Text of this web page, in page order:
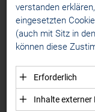
Logos Alps Hockey
Ligalogo
Teamlogos
Logos win2day Austrian
Logos European
ver­standen
eingesetzten
(auch mit Sitz in
können diese
Erforderlich
Essenzielle
Funktionen und
Inhalte